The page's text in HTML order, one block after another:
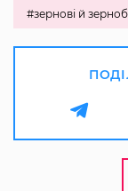
#зернові й